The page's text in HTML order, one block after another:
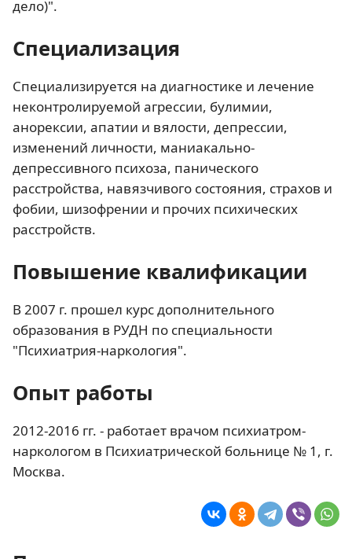
дело)".
Специализация
Специализируется на диагностике и лечение
неконтролируемой агрессии, булимии,
анорексии, апатии и вялости, депрессии,
изменений личности, маниакально-
депрессивного психоза, панического
расстройства, навязчивого состояния, страхов и
фобии, шизофрении и прочих психических
расстройств.
Повышение квалификации
В 2007 г. прошел курс дополнительного
образования в РУДН по специальности
"Психиатрия-наркология".
Опыт работы
2012-2016 гг. - работает врачом психиатром-
наркологом в Психиатрической больнице № 1, г.
Москва.